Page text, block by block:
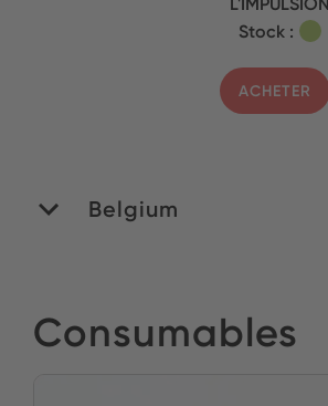
Stock :
ACHETER
Belgium
Stock :
Consumables